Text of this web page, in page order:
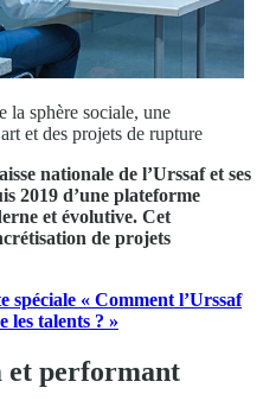
sphère sociale, une
et des projets de rupture
nationale de l’Urssaf et ses
2019 d’une plateforme
et évolutive. Cet
de projets
spéciale « Comment l’Urssaf
les talents ? »
et performant